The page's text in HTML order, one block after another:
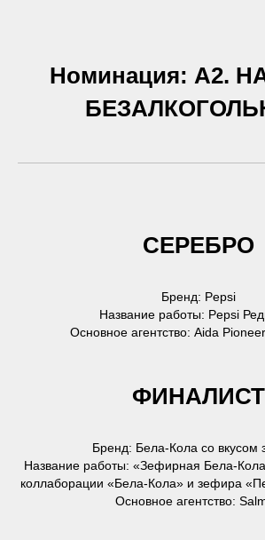
Номинация: А2.
СЕРЕБРО
Бренд: Pepsi
Название работы: Pepsi
Основное агентство: Aida
ФИНАЛИСТ
Бренд: Бела-Кола со вкусом
Название работы: «Зефирная Бела-
коллаборации «Бела-Кола» и зефира
Основное агентство: